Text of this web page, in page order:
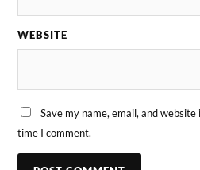
WEBSITE
Save my name, email, and
time I comment.